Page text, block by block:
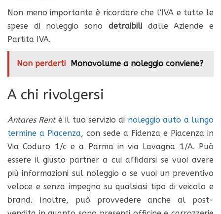
Non meno importante è ricordare che l’IVA e tutte le
spese di noleggio sono detraibilidalle Aziende e
Partita IVA.
Non perderti Monovolume a noleggio conviene?
A chi rivolgersi
Antares Rentè il tuo servizio di noleggio auto a lungo
termine a Piacenza, con sede a Fidenza e Piacenza in
Via Coduro 1/c e a Parma in via Lavagna 1/A. Può
essere il giusto partner a cui affidarsi se vuoi avere
più informazioni sul noleggio o se vuoi un preventivo
veloce e senza impegno su qualsiasi tipo di veicolo e
brand. Inoltre, può provvedere anche al post-